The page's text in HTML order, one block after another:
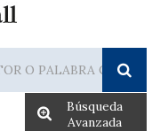
Búsqueda
Avanzada